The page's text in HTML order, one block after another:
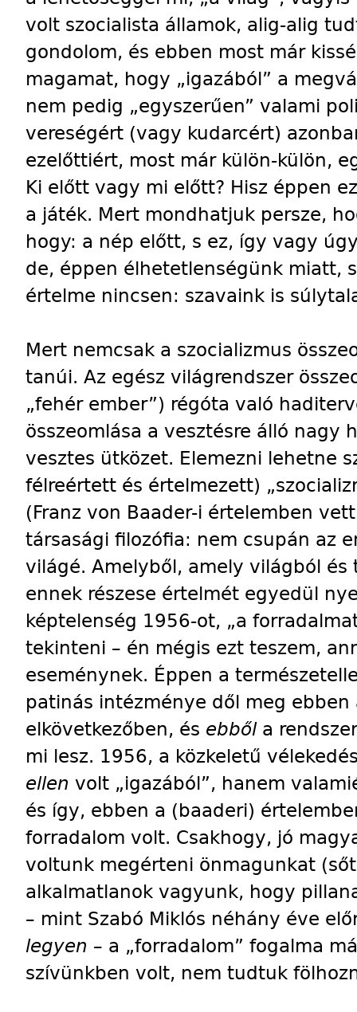
volt szocialista államok, alig-alig
gondolom, és ebben most már
magamat, hogy „igazából” a
nem pedig „egyszerűen” valami
vereségért (vagy kudarcért)
ezelőttiért, most már külön-külön,
Ki előtt vagy mi előtt? Hisz éppen
a játék. Mert mondhatjuk persze,
hogy: a nép előtt, s ez, így vagy
de, éppen élhetetlenségünk miatt,
értelme nincsen: szavaink is
Mert nemcsak a szocializmus
tanúi. Az egész világrendszer
„fehér ember”) régóta való
összeomlása a vesztésre álló nagy
vesztes ütközet. Elemezni lehetne
félreértett és értelmezett)
(Franz von Baader-i értelemben
társasági filozófia: nem csupán az
világé. Amelyből, amely világból
ennek részese értelmét egyedül
képtelenség 1956-ot, „a
tekinteni – én mégis ezt teszem,
eseménynek. Éppen a
patinás intézménye dől meg
elkövetkezőben, és ebből a
mi lesz. 1956, a közkeletű
ellen volt „igazából”, hanem
és így, ebben a (baaderi)
forradalom volt. Csakhogy, jó
voltunk megérteni önmagunkat
alkalmatlanok vagyunk, hogy
– mint Szabó Miklós néhány éve
legyen – a „forradalom” fogalma
szívünkben volt, nem tudtuk